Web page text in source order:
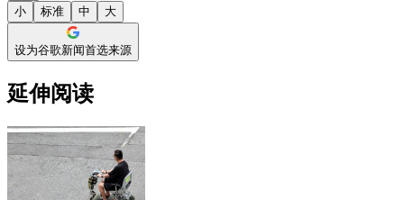
小 标准 中 大
设为谷歌新闻首选来源
延伸阅读